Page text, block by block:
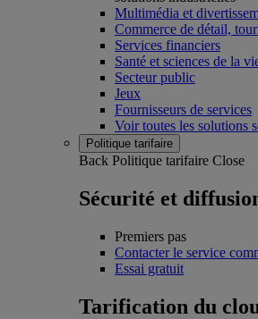
Multimédia et
Commerce de détail,
Services financiers
Santé et sciences de la
Secteur public
Jeux
Fournisseurs de services
Voir toutes les solutions
Politique tarifaire
Back Politique tarifaire Close
Sécurité et
Premiers pas
Contacter le service
Essai gratuit
Tarification du